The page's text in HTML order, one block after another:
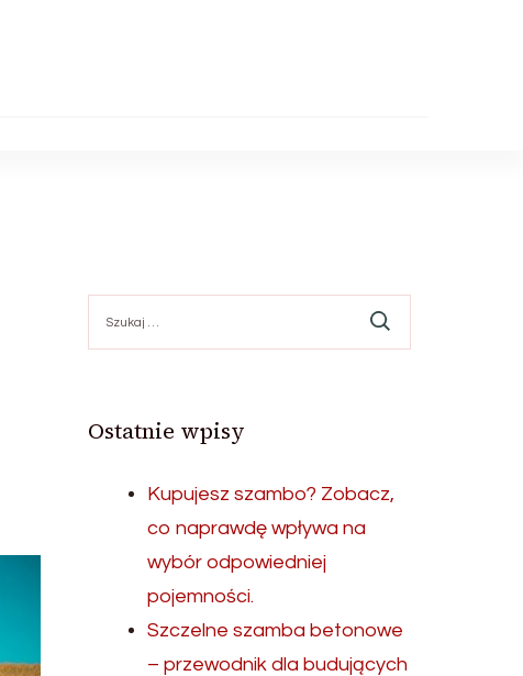
Ostatnie wpisy
Kupujesz szambo? Zobacz,
co naprawdę wpływa na
wybór odpowiedniej
pojemności.
Szczelne szamba betonowe
– przewodnik dla budujących